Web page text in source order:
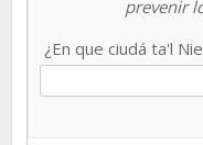
prevenir
¿En que ciudá ta'l